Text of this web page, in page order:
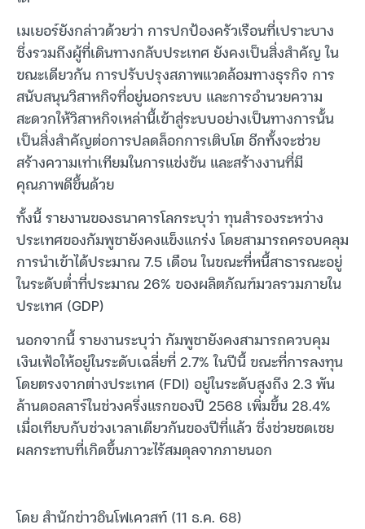
เมเยอร์ยังกล่าวด้วยว่า การปกป้องครัวเรือนที่เปราะบาง
ซึ่งรวมถึงผู้ที่เดินทางกลับประเทศ ยังคงเป็นสิ่งสำคัญ ใน
ขณะเดียวกัน การปรับปรุงสภาพแวดล้อมทางธุรกิจ การ
สนับสนุนวิสาหกิจที่อยู่นอกระบบ และการอำนวยความ
สะดวกให้วิสาหกิจเหล่านี้เข้าสู่ระบบอย่างเป็นทางการนั้น
เป็นสิ่งสำคัญต่อการปลดล็อกการเติบโต อีกทั้งจะช่วย
สร้างความเท่าเทียมในการแข่งขัน และสร้างงานที่มี
คุณภาพดีขึ้นด้วย
ทั้งนี้ รายงานของธนาคารโลกระบุว่า ทุนสำรองระหว่าง
ประเทศของกัมพูชายังคงแข็งแกร่ง โดยสามารถครอบคลุม
การนำเข้าได้ประมาณ 7.5 เดือน ในขณะที่หนี้สาธารณะอยู่
ในระดับต่ำที่ประมาณ 26% ของผลิตภัณฑ์มวลรวมภายใน
ประเทศ (GDP)
นอกจากนี้ รายงานระบุว่า กัมพูชายังคงสามารถควบคุม
เงินเฟ้อให้อยู่ในระดับเฉลี่ยที่ 2.7% ในปีนี้ ขณะที่การลงทุน
โดยตรงจากต่างประเทศ (FDI) อยู่ในระดับสูงถึง 2.3 พัน
ล้านดอลลาร์ในช่วงครึ่งแรกของปี 2568 เพิ่มขึ้น 28.4%
เมื่อเทียบกับช่วงเวลาเดียวกันของปีที่แล้ว ซึ่งช่วยชดเชย
ผลกระทบที่เกิดขึ้นภาวะไร้สมดุลจากภายนอก
โดย สำนักข่าวอินโฟเควสท์ (11 ธ.ค. 68)